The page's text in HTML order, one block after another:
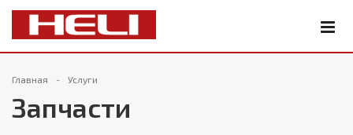
Главная Услуги
Запчасти